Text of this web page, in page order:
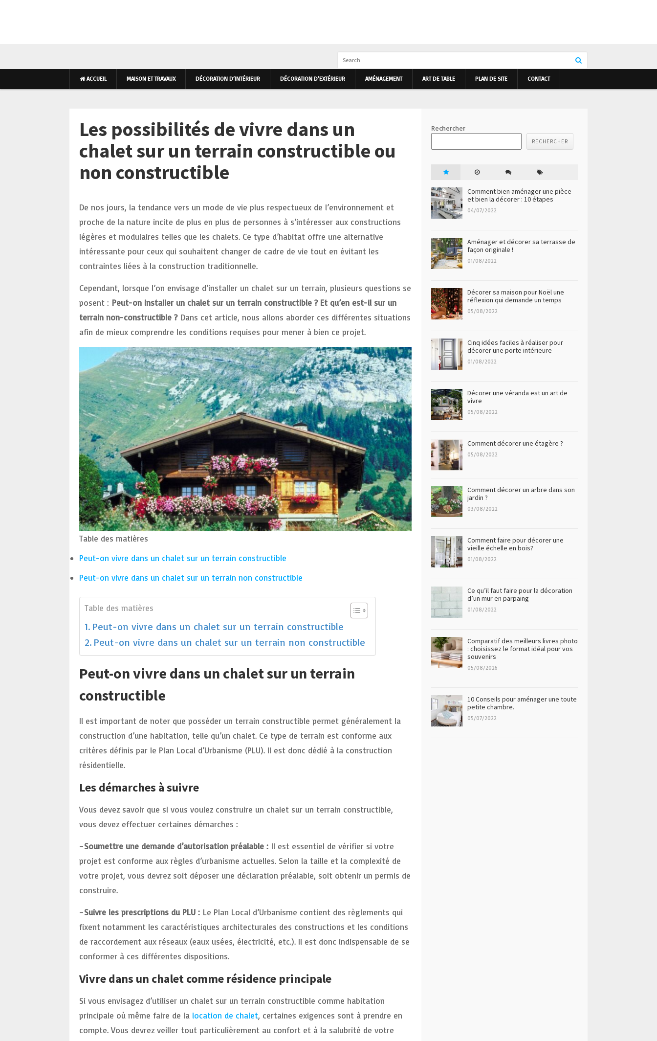
ACCUEIL MAISON ET TRAVAUX DÉCORATION D’INTÉRIEUR DÉCORATION D’EXTÉRIEUR AMÉNAGEMENT ART DE TABLE PLAN DE SITE CONTACT
Les possibilités de vivre dans un
chalet sur un terrain constructible ou
non constructible
De nos jours, la tendance vers un mode de vie plus respectueux de l’environnement et
proche de la nature incite de plus en plus de personnes à s’intéresser aux constructions
légères et modulaires telles que les chalets. Ce type d’habitat offre une alternative
intéressante pour ceux qui souhaitent changer de cadre de vie tout en évitant les
contraintes liées à la construction traditionnelle.
Cependant, lorsque l’on envisage d’installer un chalet sur un terrain, plusieurs questions se
posent : Peut-on installer un chalet sur un terrain constructible ? Et qu’en est-il sur un
terrain non-constructible ?Dans cet article, nous allons aborder ces différentes situations
afin de mieux comprendre les conditions requises pour mener à bien ce projet.
Table des matières
Peut-on vivre dans un chalet sur un terrain constructible
Peut-on vivre dans un chalet sur un terrain non constructible
Table des matières
Peut-on vivre dans un chalet sur un terrain constructible
Peut-on vivre dans un chalet sur un terrain non constructible
Peut-on vivre dans un chalet sur un terrain
constructible
Il est important de noter que posséder un terrain constructible permet généralement la
construction d’une habitation, telle qu’un chalet. Ce type de terrain est conforme aux
critères définis par le Plan Local d’Urbanisme (PLU). Il est donc dédié à la construction
résidentielle.
Les démarches à suivre
Vous devez savoir que si vous voulez construire un chalet sur un terrain constructible,
vous devez effectuer certaines démarches :
–Soumettre une demande d’autorisation préalable : Il est essentiel de vérifier si votre
projet est conforme aux règles d’urbanisme actuelles. Selon la taille et la complexité de
votre projet, vous devrez soit déposer une déclaration préalable, soit obtenir un permis de
construire.
–Suivre les prescriptions du PLU : Le Plan Local d’Urbanisme contient des règlements qui
fixent notamment les caractéristiques architecturales des constructions et les conditions
de raccordement aux réseaux (eaux usées, électricité, etc.). Il est donc indispensable de se
conformer à ces différentes dispositions.
Vivre dans un chalet comme résidence principale
Si vous envisagez d’utiliser un chalet sur un terrain constructible comme habitation
principale où même faire de la location de chalet, certaines exigences sont à prendre en
compte. Vous devrez veiller tout particulièrement au confort et à la salubrité de votre
Rechercher
RECHERCHER
Comment bien aménager une pièce
et bien la décorer : 10 étapes
04/07/2022
Aménager et décorer sa terrasse de
façon originale !
01/08/2022
Décorer sa maison pour Noël une
réflexion qui demande un temps
05/08/2022
Cinq idées faciles à réaliser pour
décorer une porte intérieure
01/08/2022
Décorer une véranda est un art de
vivre
05/08/2022
Comment décorer une étagère ?
05/08/2022
Comment décorer un arbre dans son
jardin ?
03/08/2022
Comment faire pour décorer une
vieille échelle en bois?
01/08/2022
Ce qu’il faut faire pour la décoration
d’un mur en parpaing
01/08/2022
Comparatif des meilleurs livres photo
: choisissez le format idéal pour vos
souvenirs
05/08/2026
10 Conseils pour aménager une toute
petite chambre.
05/07/2022